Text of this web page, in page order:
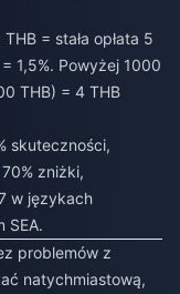
= stała opłata 5
1,5%. Powyżej 1000
THB) = 4 THB
skuteczności,
zniżki,
w językach
SEA.
problemów z
natychmiastową,